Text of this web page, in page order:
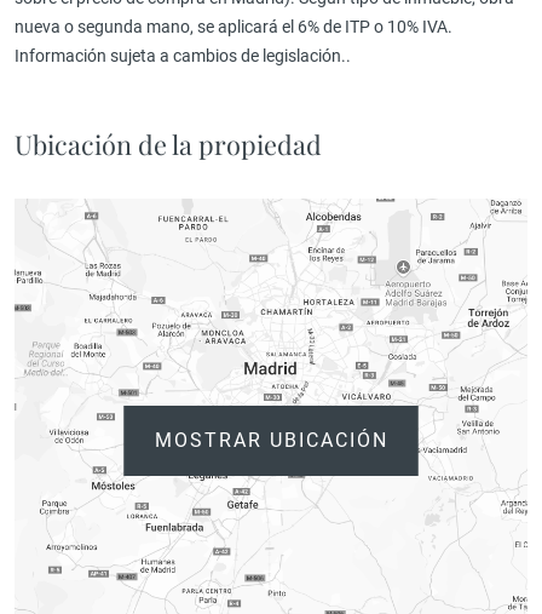
nueva o segunda mano, se aplicará el 6% de ITP o 10% IVA.
Información sujeta a cambios de legislación..
Ubicación de la propiedad
MOSTRAR UBICACIÓN